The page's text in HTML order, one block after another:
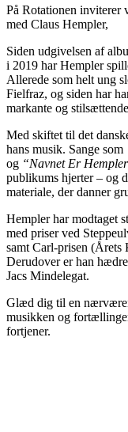
På Rotationen inviterer
med Claus Hempler,
Siden udgivelsen af
i 2019 har Hempler
Allerede som helt ung
Fielfraz, og siden har
markante og
Med skiftet til det
hans musik. Sange som
og “Navnet Er
publikums hjerter – og
materiale, der danner
Hempler har modtaget
med priser ved
samt Carl-prisen (Årets
Derudover er han
Jacs Mindelegat.
Glæd dig til en
musikken og
fortjener.